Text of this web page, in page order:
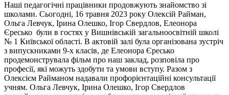
Наші педагогічні працівники продовжують знайомство зі
школами. Сьогодні, 16 травня 2023 року Олексій Райман,
Ольга Левчук, Ірина Олешко, Ігор Свердлов, Елеонора
Єресько були в гостях у Вишнівській загальноосвітній школі
№ 1 Київської області. В актовій залі була організована зустріч
з випускниками 9-х класів, де Елеонора Єресько
продемонструвала фільм про наш заклад, розповіла про
професії, які можуть здобути та умови вступу. Разом з
Олексієм Райманом надавали профорієнтаційні консультації
учням. Ольга Левчук, Ірина Олешко, Ігор Свердлов